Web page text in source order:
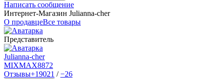
Написать сообщение
Интернет-Магазин Julianna-cher
О продавцеВсе товары
Представитель
Julianna-cher
MIXMAX8872
Отзывы+19021 /−26